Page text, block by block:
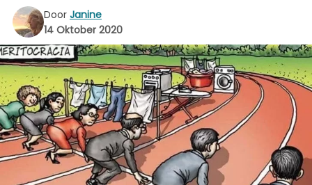
Door Janine
14 Oktober 2020